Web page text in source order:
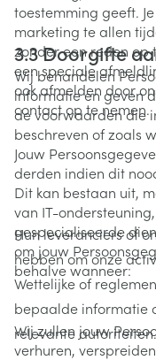
toestemming geeft.
marketing te allen
zonder een reden op
een speciale
ook afmelden door
contact op te nemen.
3.3 Doorgifte
Wij behandelen
informatie en geven
de voorwaarden die
beschreven of zoals
Jouw
derden indien dit
Dit kan bestaan uit,
van IT-
gespecialiseerde
om jouw
behalve wanneer:
Hun leveranciers of
hebben om onze
Wettelijke of
bepaalde informatie
relevante autoriteiten.
Wij zullen jouw
verhuren,